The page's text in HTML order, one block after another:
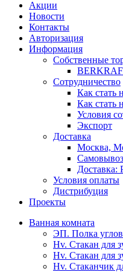
Акции
Новости
Контакты
Авторизация
Информация
Собственные
Сотрудничество
Как стать
Как стать
Условия
Экспорт
Доставка
Москва,
Самовывоз
Доставка:
Условия оплаты
Дистрибуция
Проекты
Ванная комната
ЭП. Полка
Hv. Стакан для
Hv. Стакан для
Hv. Стаканчик